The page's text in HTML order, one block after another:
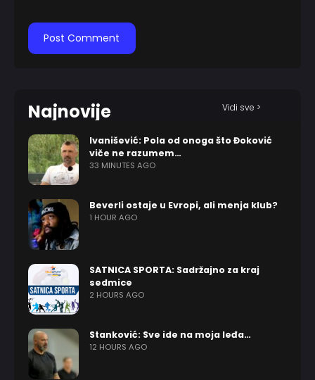
Najnovije Vidi sve >
Ivanišević: Pola od onoga što Đoković
viče ne razumem…
33 MINUTES AGO
Beverli ostaje u Evropi, ali menja klub?
1 HOUR AGO
SATNICA SPORTA: Sadržajno za kraj
sedmice
2 HOURS AGO
Stanković: Sve ide na moja leđa…
12 HOURS AGO